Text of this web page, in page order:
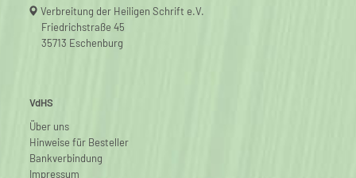
Verbreitung der Heiligen Schrift e.V.
Friedrichstraße 45
35713 Eschenburg
VdHS
Über uns
Hinweise für Besteller
Bankverbindung
Impressum